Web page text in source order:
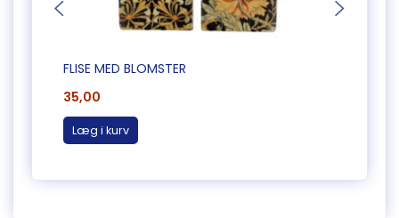
FLISE MED BLOMSTER
35,00
Læg i kurv